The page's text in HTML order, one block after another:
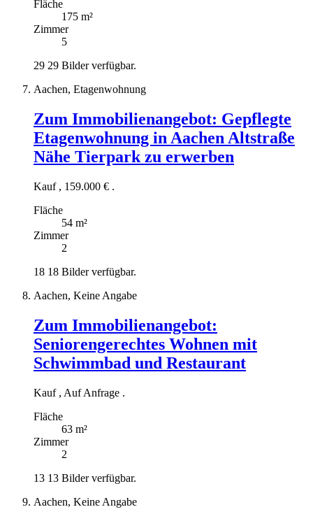
Fläche
175 m²
Zimmer
5
29 29 Bilder verfügbar.
Aachen, Etagenwohnung
Zum Immobilienangebot: Gepflegte
Etagenwohnung in Aachen Altstraße
Nähe Tierpark zu erwerben
Kauf , 159.000 € .
Fläche
54 m²
Zimmer
2
18 18 Bilder verfügbar.
Aachen, Keine Angabe
Zum Immobilienangebot:
Seniorengerechtes Wohnen mit
Schwimmbad und Restaurant
Kauf , Auf Anfrage .
Fläche
63 m²
Zimmer
2
13 13 Bilder verfügbar.
Aachen, Keine Angabe